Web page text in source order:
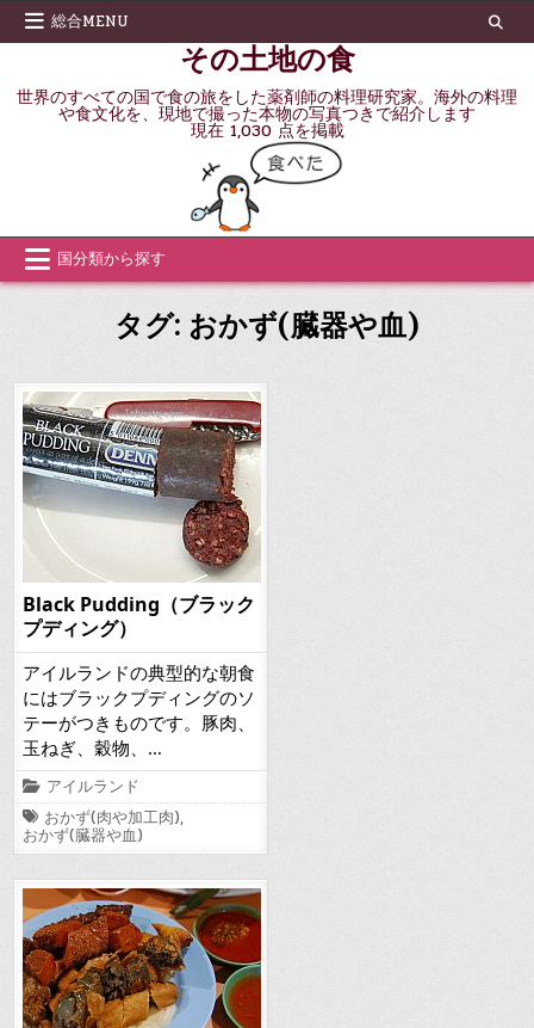
Skip
総合MENU
その土地の食
世界のすべての国で食の旅をした薬剤師の料理研究家。海外の料理
や食文化を、現地で撮った本物の写真つきで紹介します
現在 1,030 点を掲載
国分類から探す
タグ: おかず(臓器や血)
Black Pudding（ブラック
プディング）
アイルランドの典型的な朝食
にはブラックプディングのソ
テーがつきものです。豚肉、
玉ねぎ、穀物、…
Posted
in
アイルランド
Tagged
おかず(肉や加工肉),
おかず(臓器や血)